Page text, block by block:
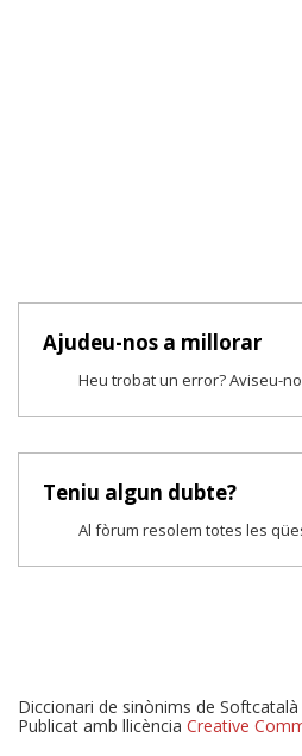
Ajudeu-nos a millorar
Heu trobat un error? Aviseu-
Teniu algun dubte?
Al fòrum resolem totes les
Diccionari de sinònims de Softcatalà
Publicat amb llicència Creative